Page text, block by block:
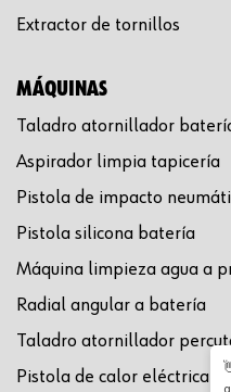
Extractor de tornillos
MÁQUINAS
Taladro atornillador
Aspirador limpia tapicería
Pistola de impacto
Pistola silicona batería
Máquina limpieza agua a
Radial angular a batería
Taladro atornillador
Pistola de calor eléctrica